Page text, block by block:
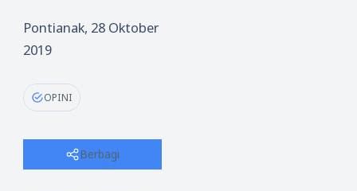
Pontianak, 28 Oktober
2019
OPINI
Berbagi